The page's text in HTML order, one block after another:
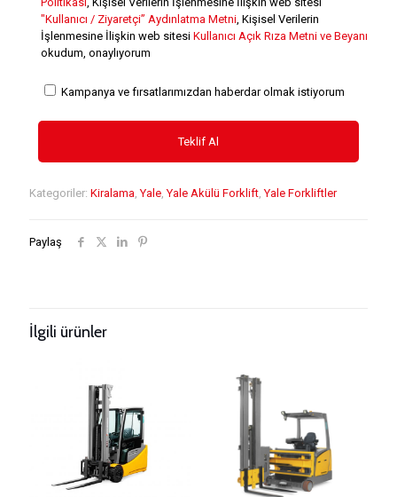
"Kullanıcı / Ziyaretçi” Aydınlatma Metni, Kişisel Verilerin
İşlenmesine İlişkin web sitesi Kullanıcı Açık Rıza Metni ve Beyanı
okudum, onaylıyorum
Kampanya ve fırsatlarımızdan haberdar olmak istiyorum
Kategoriler: Kiralama,Yale,Yale Akülü Forklift,Yale Forkliftler
Paylaş
İlgili ürünler